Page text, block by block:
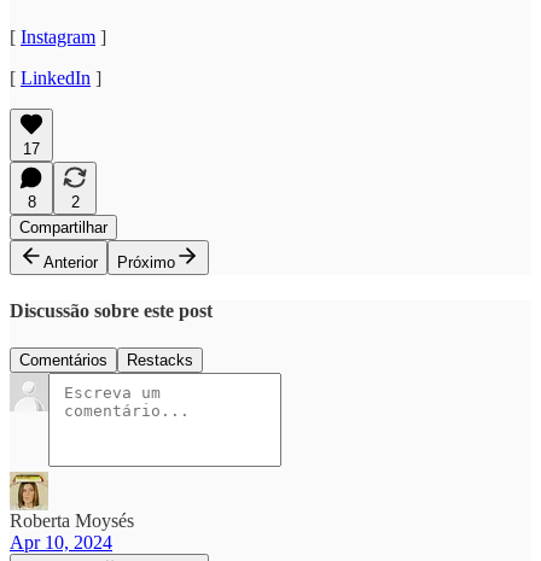
[ Instagram ]
[ LinkedIn ]
17
8
2
Compartilhar
Anterior
Próximo
Discussão sobre este post
Comentários Restacks
Roberta Moysés
Apr 10, 2024